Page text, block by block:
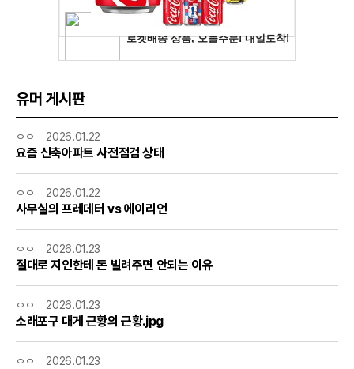
유머 게시판
ㅇㅇ 2026.01.22
요즘 신축아파트 사전점검 상태
ㅇㅇ 2026.01.22
사무실의 프레데터 vs 에이리언
ㅇㅇ 2026.01.23
절대로 지인한테 돈 빌려주면 안되는 이유
ㅇㅇ 2026.01.23
소래포구 대게 근황의 근황.jpg
ㅇㅇ 2026.01.23